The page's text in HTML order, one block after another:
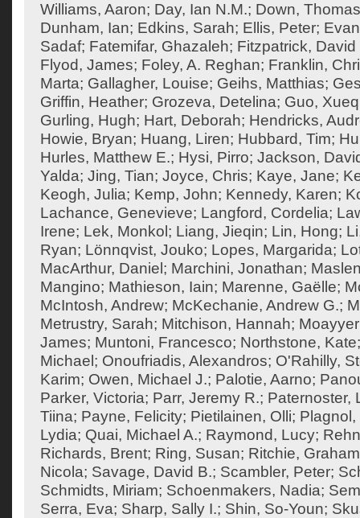
Williams, Aaron; Day, Ian N.M.; Down, Thomas
Dunham, Ian; Edkins, Sarah; Ellis, Peter;
Sadaf; Fatemifar, Ghazaleh; Fitzpatrick, David
Flyod, James; Foley, A. Reghan; Franklin,
Marta; Gallagher, Louise; Geihs, Matthias;
Griffin, Heather; Grozeva, Detelina; Guo,
Gurling, Hugh; Hart, Deborah; Hendricks,
Howie, Bryan; Huang, Liren; Hubbard, Tim;
Hurles, Matthew E.; Hysi, Pirro; Jackson,
Yalda; Jing, Tian; Joyce, Chris; Kaye, Jane;
Keogh, Julia; Kemp, John; Kennedy, Karen;
Lachance, Genevieve; Langford, Cordelia;
Irene; Lek, Monkol ; Liang, Jieqin; Lin, Hong;
Ryan; Lönnqvist, Jouko; Lopes, Margarida;
MacArthur, Daniel ; Marchini, Jonathan;
Mangino; Mathieson, Iain; Marenne, Gaëlle;
McIntosh, Andrew; McKechanie, Andrew G.;
Metrustry, Sarah; Mitchison, Hannah;
James; Muntoni, Francesco; Northstone, Kate
Michael ; Onoufriadis, Alexandros; O'Rahilly,
Karim; Owen, Michael J.; Palotie, Aarno;
Parker, Victoria; Parr, Jeremy R.; Paternoster,
Tiina; Payne, Felicity; Pietilainen, Olli;
Lydia; Quai, Michael A.; Raymond, Lucy;
Richards, Brent; Ring, Susan; Ritchie,
Nicola; Savage, David B.; Scambler, Peter;
Schmidts, Miriam; Schoenmakers, Nadia;
Serra, Eva; Sharp, Sally I.; Shin, So-Youn;